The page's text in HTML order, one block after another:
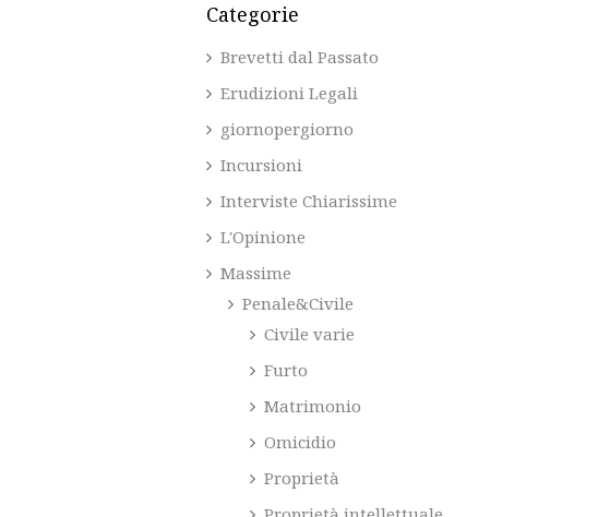
Categorie
Brevetti dal Passato
Erudizioni Legali
giornopergiorno
Incursioni
Interviste Chiarissime
L'Opinione
Massime
Penale&Civile
Civile varie
Furto
Matrimonio
Omicidio
Proprietà